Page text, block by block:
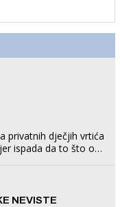
privatnih dječjih vrtića
ispada da to što oni
NEVISTE